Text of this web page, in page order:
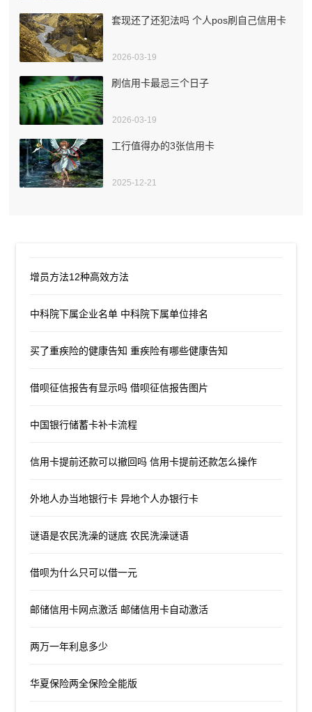
套现还了还犯法吗 个人pos刷自己信用卡
2026-03-19
刷信用卡最忌三个日子
2026-03-19
工行值得办的3张信用卡
2025-12-21
增员方法12种高效方法
中科院下属企业名单 中科院下属单位排名
买了重疾险的健康告知 重疾险有哪些健康告知
借呗征信报告有显示吗 借呗征信报告图片
中国银行储蓄卡补卡流程
信用卡提前还款可以撤回吗 信用卡提前还款怎么操作
外地人办当地银行卡 异地个人办银行卡
谜语是农民洗澡的谜底 农民洗澡谜语
借呗为什么只可以借一元
邮储信用卡网点激活 邮储信用卡自动激活
两万一年利息多少
华夏保险两全保险全能版